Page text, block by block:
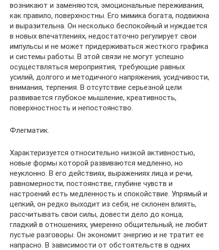
возникают и заменяются, эмоциональные переживания,
как правило, поверхностны. Его мимика богата, подвижна
и выразительна. Он несколько беспокойный и нуждается
в новых впечатлениях, недостаточно регулирует свои
импульсы и не может придерживаться жесткого графика
и системы работы. В этой связи не могут успешно
осуществляться мероприятия, требующие равных
усилий, долгого и методичного напряжения, усидчивости,
внимания, терпения. В отсутствие серьезной цели
развивается глубокое мышление, креативность,
поверхностность и непостоянство.
Флегматик.
Характеризуется относительно низкой активностью,
новые формы которой развиваются медленно, но
неуклонно. В его действиях, выражениях лица и речи,
равномерности, постоянстве, глубине чувств и
настроений есть медленность и спокойствие. Упрямый и
цепкий, он редко выходит из себя, не склонен влиять,
рассчитывать свои силы, довести дело до конца,
гладкий в отношениях, умеренно общительный, не любит
пустые разговоры. Он экономит энергию и не тратит ее
напрасно. В зависимости от обстоятельств в одних